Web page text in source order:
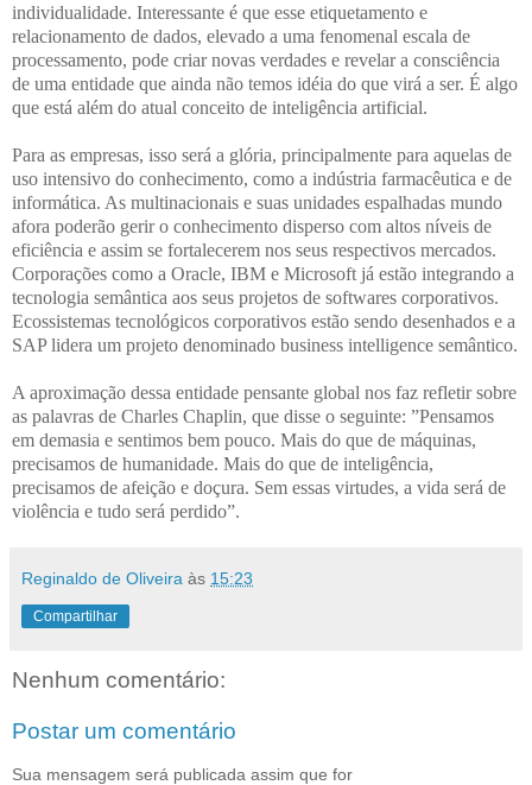
individualidade. Interessante é que esse etiquetamento e
relacionamento de dados, elevado a uma fenomenal escala de
processamento, pode criar novas verdades e revelar a consciência
de uma entidade que ainda não temos idéia do que virá a ser. É algo
que está além do atual conceito de inteligência artificial.
Para as empresas, isso será a glória, principalmente para aquelas de
uso intensivo do conhecimento, como a indústria farmacêutica e de
informática. As multinacionais e suas unidades espalhadas mundo
afora poderão gerir o conhecimento disperso com altos níveis de
eficiência e assim se fortalecerem nos seus respectivos mercados.
Corporações como a Oracle, IBM e Microsoft já estão integrando a
tecnologia semântica aos seus projetos de softwares corporativos.
Ecossistemas tecnológicos corporativos estão sendo desenhados e a
SAP lidera um projeto denominado business intelligence semântico.
A aproximação dessa entidade pensante global nos faz refletir sobre
as palavras de Charles Chaplin, que disse o seguinte: ”Pensamos
em demasia e sentimos bem pouco. Mais do que de máquinas,
precisamos de humanidade. Mais do que de inteligência,
precisamos de afeição e doçura. Sem essas virtudes, a vida será de
violência e tudo será perdido”.
Reginaldo de Oliveira às 15:23
Compartilhar
Nenhum comentário:
Postar um comentário
Sua mensagem será publicada assim que for